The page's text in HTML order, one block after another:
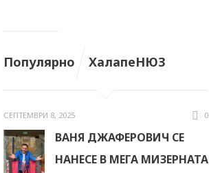
Популярно ХалапеНЮЗ
СЕПТЕМВРИ 8, 2025 0
ВАНЯ ДЖАФЕРОВИЧ СЕ
НАНЕСЕ В МЕГА МИЗЕРНАТА